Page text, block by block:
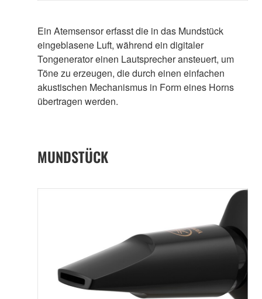
Ein Atemsensor erfasst die in das Mundstück
eingeblasene Luft, während ein digitaler
Tongenerator einen Lautsprecher ansteuert, um
Töne zu erzeugen, die durch einen einfachen
akustischen Mechanismus in Form eines Horns
übertragen werden.
MUNDSTÜCK